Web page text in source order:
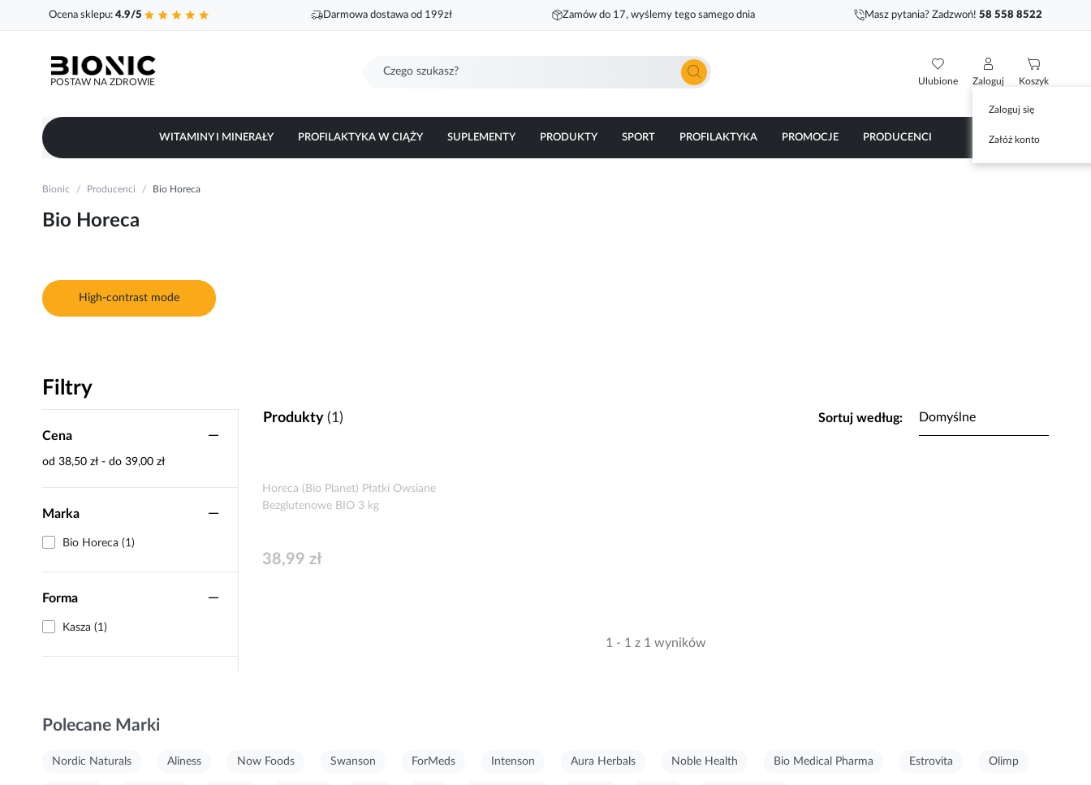
Ocena sklepu: 4.9/5 Darmowa dostawa od 199zł Zamów do 17, wyślemy tego samego dnia Masz pytania? Zadzwoń! 58 558 8522
POSTAW NA ZDROWIE
Szukaj
Ulubione
Zaloguj
Zaloguj się
Załóż konto
Koszyk
WITAMINY I MINERAŁY PROFILAKTYKA W CIĄŻY SUPLEMENTY PRODUKTY SPORT PROFILAKTYKA PROMOCJE PRODUCENCI
Bionic Producenci Bio Horeca
Bio Horeca
High-contrast mode
Filtry
Cena
od 38,50 zł - do 39,00 zł
Marka
Bio Horeca (1)
Forma
Kasza (1)
Sortuj według:
Produkty (1)
Horeca (Bio Planet) Płatki Owsiane
Bezglutenowe BIO 3 kg
38,99 zł
1 - 1 z 1 wyników
Polecane Marki
Nordic Naturals Aliness Now Foods Swanson ForMeds Intenson Aura Herbals Noble Health Bio Medical Pharma Estrovita Olimp